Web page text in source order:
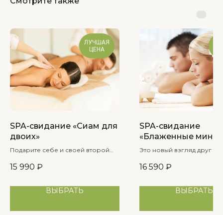
ОНЛАЙН-ЗАПИСЬ
ЛУЧШАЯ
ЦЕНА
SPA-свидание «Сиам для
двоих»
Подарите себе и своей второй
райское наслаждение!
15 990 ₽
ВЫБРАТЬ
SPA-свидание
«Блаженные
Это новый взгляд друг на
усиленные обстановкой
16 590 ₽
ВЫБРАТЬ